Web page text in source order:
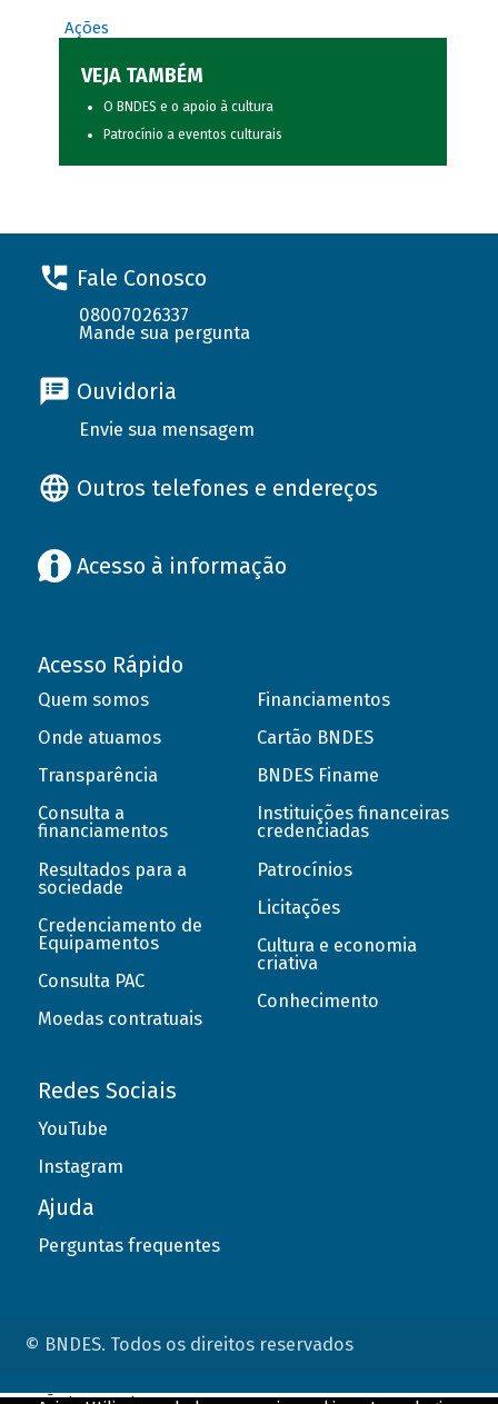
Ações
VEJA TAMBÉM
O BNDES e o apoio à cultura
Patrocínio a eventos culturais
Fale Conosco
08007026337
Mande sua pergunta
Ouvidoria
Envie sua mensagem
Outros telefones e endereços
Acesso à informação
Acesso Rápido
Quem somos
Onde atuamos
Transparência
Consulta a
financiamentos
Resultados para a
sociedade
Credenciamento de
Equipamentos
Consulta PAC
Moedas contratuais
Financiamentos
Cartão BNDES
BNDES Finame
Instituições financeiras
credenciadas
Patrocínios
Licitações
Cultura e economia
criativa
Conhecimento
Redes Sociais
YouTube
Instagram
Ajuda
Perguntas frequentes
© BNDES. Todos os direitos reservados